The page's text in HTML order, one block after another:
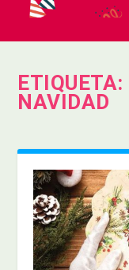
ETIQUETA:
NAVIDAD